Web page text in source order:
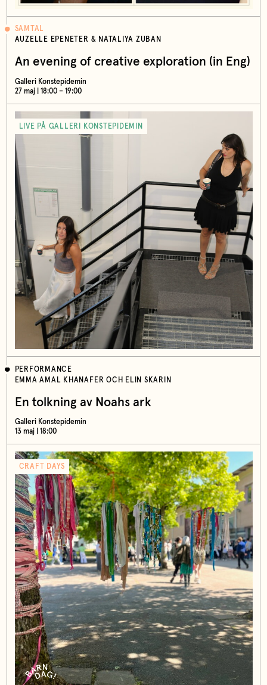
SAMTAL
AUZELLE EPENETER & NATALIYA ZUBAN
An evening of creative exploration (in Eng)
Galleri Konstepidemin
27 maj | 18:00 – 19:00
LIVE PÅ GALLERI KONSTEPIDEMIN
PERFORMANCE
EMMA AMAL KHANAFER OCH ELIN SKARIN
En tolkning av Noahs ark
Galleri Konstepidemin
13 maj | 18:00
CRAFT DAYS